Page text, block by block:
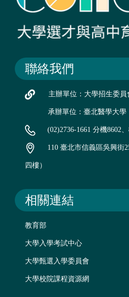
聯絡我們
主辦單位：大學招生委員
承辦單位：臺北醫學大學
(02)2736-1661 分機8602
110 臺北市信義區吳興街
四樓）
相關連結
教育部
大學入學考試中心
大學甄選入學委員會
大學校院課程資源網